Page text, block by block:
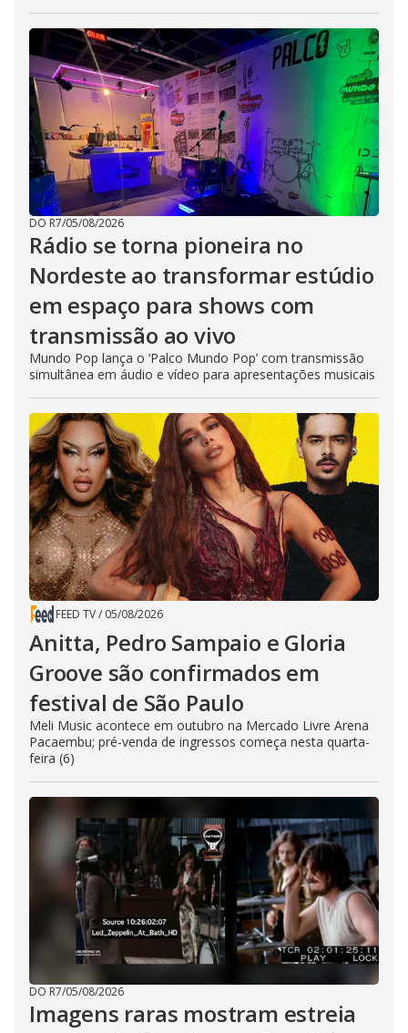
DO R7/05/08/2026
Rádio se torna pioneira no
Nordeste ao transformar estúdio
em espaço para shows com
transmissão ao vivo
Mundo Pop lança o ‘Palco Mundo Pop’ com transmissão
simultânea em áudio e vídeo para apresentações musicais
FEED TV/ 05/08/2026
Anitta, Pedro Sampaio e Gloria
Groove são confirmados em
festival de São Paulo
Meli Music acontece em outubro na Mercado Livre Arena
Pacaembu; pré-venda de ingressos começa nesta quarta-
feira (6)
DO R7/05/08/2026
Imagens raras mostram estreia